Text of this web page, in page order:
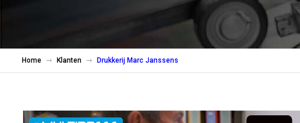
Home Klanten Drukkerij Marc Janssens